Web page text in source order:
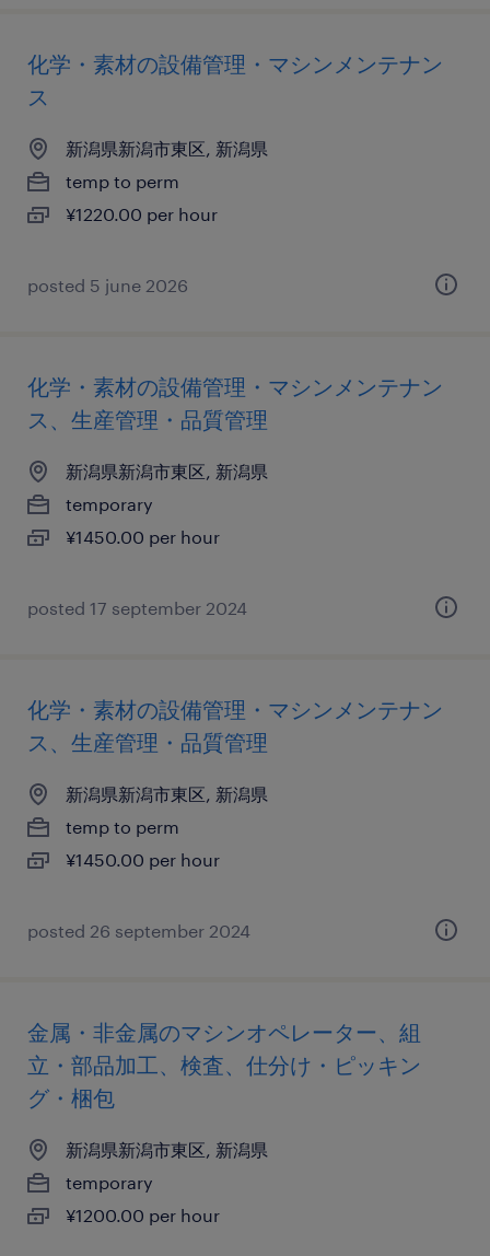
化学・素材の設備管理・マシンメンテナン
ス
新潟県新潟市東区, 新潟県
temp to perm
¥1220.00 per hour
posted 5 june 2026
化学・素材の設備管理・マシンメンテナン
ス、生産管理・品質管理
新潟県新潟市東区, 新潟県
temporary
¥1450.00 per hour
posted 17 september 2024
化学・素材の設備管理・マシンメンテナン
ス、生産管理・品質管理
新潟県新潟市東区, 新潟県
temp to perm
¥1450.00 per hour
posted 26 september 2024
金属・非金属のマシンオペレーター、組
立・部品加工、検査、仕分け・ピッキン
グ・梱包
新潟県新潟市東区, 新潟県
temporary
¥1200.00 per hour